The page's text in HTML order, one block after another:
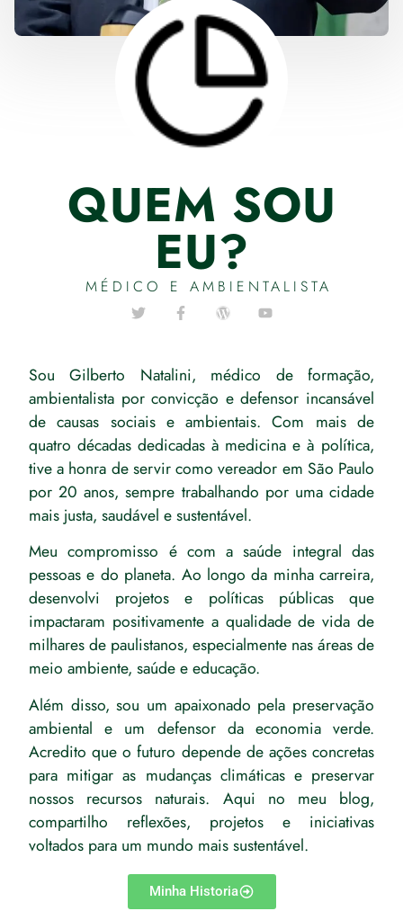
QUEM SOU
EU?
MÉDICO E AMBIENTALISTA
Sou Gilberto Natalini, médico de formação,
ambientalista por convicção e defensor incansável
de causas sociais e ambientais. Com mais de
quatro décadas dedicadas à medicina e à política,
tive a honra de servir como vereador em São Paulo
por 20 anos, sempre trabalhando por uma cidade
mais justa, saudável e sustentável.
Meu compromisso é com a saúde integral das
pessoas e do planeta. Ao longo da minha carreira,
desenvolvi projetos e políticas públicas que
impactaram positivamente a qualidade de vida de
milhares de paulistanos, especialmente nas áreas de
meio ambiente, saúde e educação.
Além disso, sou um apaixonado pela preservação
ambiental e um defensor da economia verde.
Acredito que o futuro depende de ações concretas
para mitigar as mudanças climáticas e preservar
nossos recursos naturais. Aqui no meu blog,
compartilho reflexões, projetos e iniciativas
voltados para um mundo mais sustentável.
Minha Historia